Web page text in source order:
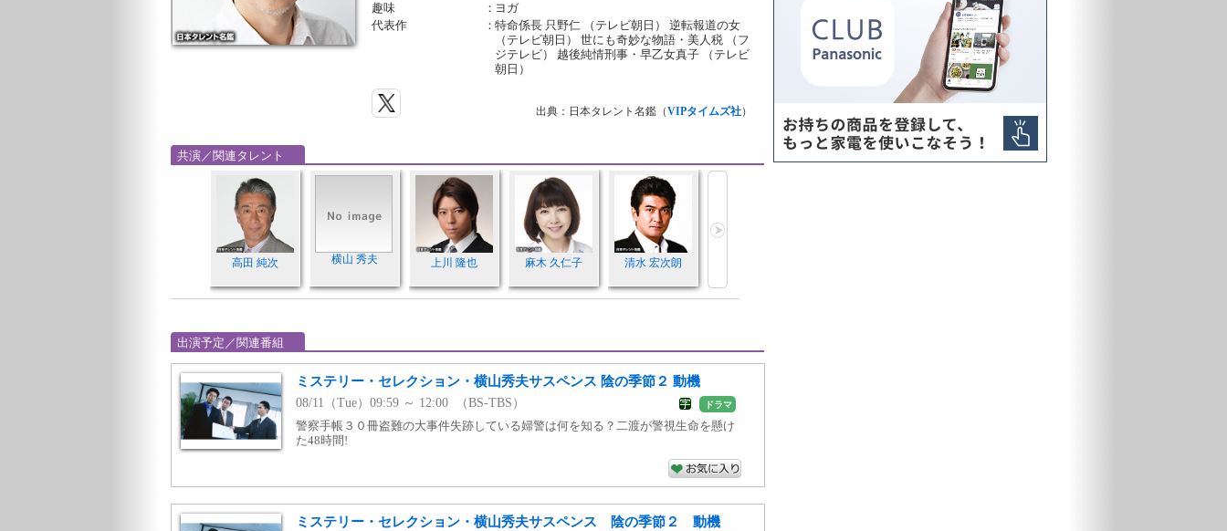
趣味
： ヨガ
代表作
：特命係長 只野仁 （テレビ朝日） 逆転報道の女
（テレビ朝日） 世にも奇妙な物語・美人税 （フ
ジテレビ） 越後純情刑事・早乙女真子 （テレビ
朝日）
出典：日本タレント名鑑（VIPタイムズ社）
共演／関連タレント
高田 純次 横山 秀夫 上川 隆也 麻木 久仁子 清水 宏次朗
出演予定／関連番組
ミステリー・セレクション・横山秀夫サスペンス 陰の季節２ 動機
08/11（Tue）09:59 ～ 12:00 （BS-TBS） ドラマ
警察手帳３０冊盗難の大事件失跡している婦警は何を知る？二渡が警視生命を懸け
た48時間!
ミステリー・セレクション・横山秀夫サスペンス 陰の季節２ 動機